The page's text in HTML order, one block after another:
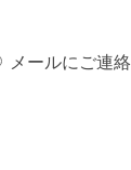
メールにご連絡